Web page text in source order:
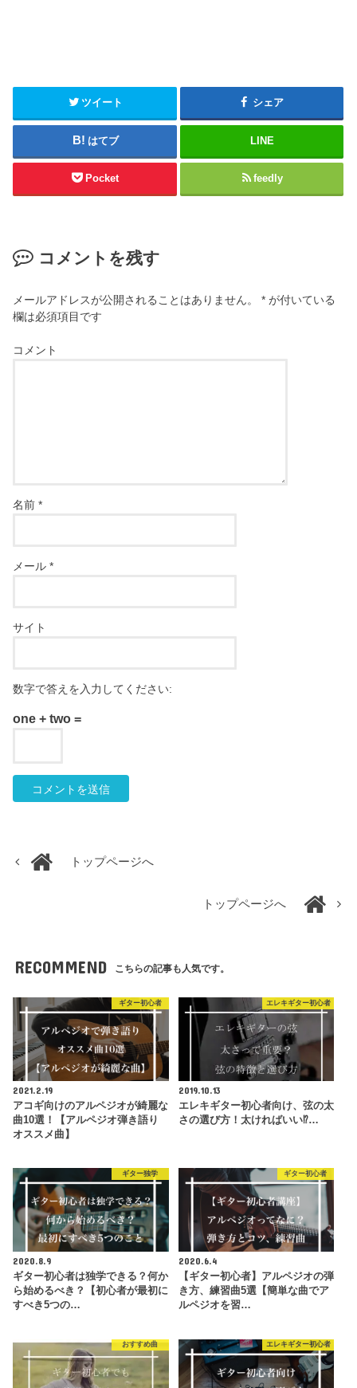
ツイート シェア
はてブ LINE
Pocket feedly
コメントを残す
メールアドレスが公開されることはありません。 * が付いている
欄は必須項目です
コメント
名前*
メール*
サイト
数字で答えを入力してください:
one + two =
トップページへ
トップページへ
RECOMMEND こちらの記事も人気です。
ギター初心者
2021.2.19
アコギ向けのアルペジオが綺麗な
曲10選！【アルペジオ弾き語り
オススメ曲】
エレキギター初心者
2019.10.13
エレキギター初心者向け、弦の太
さの選び方！太ければいい⁉︎…
ギター独学
2020.8.9
ギター初心者は独学できる？何か
ら始めるべき？【初心者が最初に
すべき5つの…
ギター初心者
2020.6.4
【ギター初心者】アルペジオの弾
き方、練習曲5選【簡単な曲でア
ルペジオを習…
おすすめ曲 エレキギター初心者